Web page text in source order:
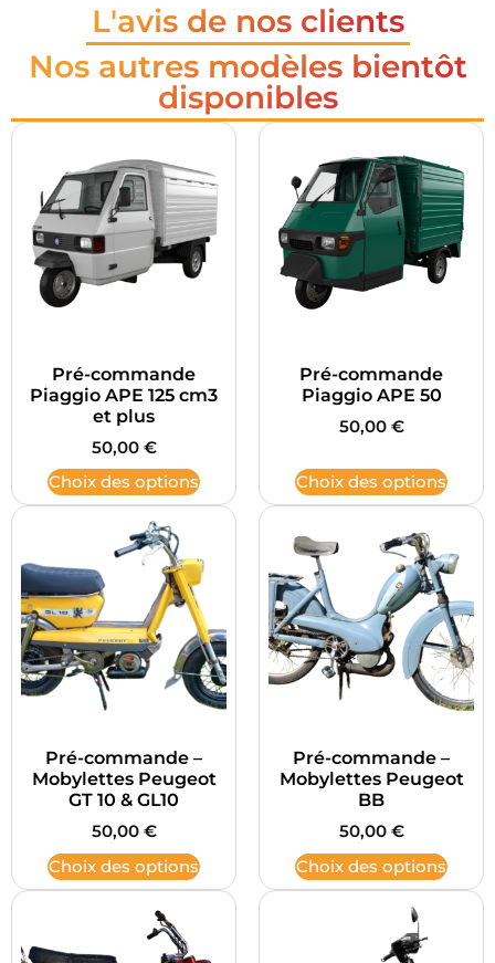
L'avis de nos clients
Nos autres modèles bientôt
disponibles
Pré-commande
Piaggio APE 125 cm3
et plus
50,00 €
Choix des options
Pré-commande
Piaggio APE 50
50,00 €
Choix des options
Pré-commande –
Mobylettes Peugeot
GT 10 & GL10
50,00 €
Choix des options
Pré-commande –
Mobylettes Peugeot
BB
50,00 €
Choix des options